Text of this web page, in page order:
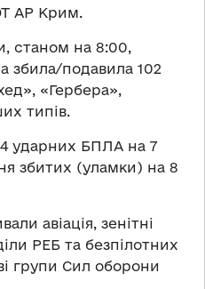
АР Крим.
станом на 8:00,
збила/подавила 102
«Гербера»,
типів.
ударних БПЛА на 7
збитих (уламки) на 8
авіація, зенітні
РЕБ та безпілотних
групи Сил оборони